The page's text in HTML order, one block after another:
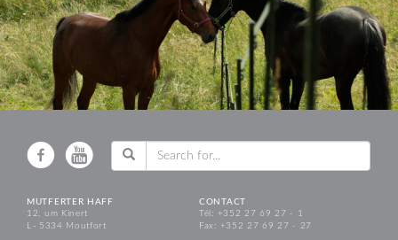
MUTFERTER HAFF
12, um Kinert
L - 5334 Moutfort
CONTACT
Tél: +352 27 69 27 - 1
Fax: +352 27 69 27 - 27